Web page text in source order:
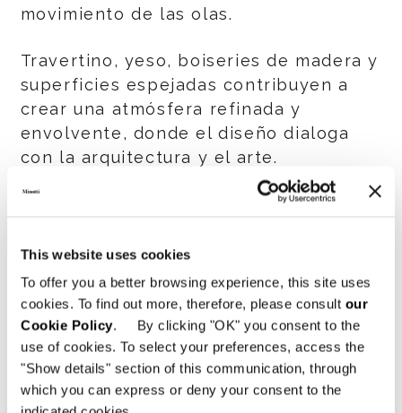
This website uses cookies
To offer you a better browsing experience, this site uses
cookies. To find out more, therefore, please consult our
Cookie Policy. By clicking "OK" you consent to the
use of cookies. To select your preferences, access the
"Show details" section of this communication, through
which you can express or deny your consent to the
movimiento de las olas.
Travertino, yeso, boiseries de madera y
superficies espejadas contribuyen a
crear una atmósfera refinada y
envolvente, donde el diseño dialoga
con la arquitectura y el arte.
Minotti
para crear espacios donde la identidad
estética y la cultura del proyecto
convergen en una experiencia
coherente y distintiva. Un nuevo punto
de referencia para el diseño
contemporáneo, donde el universo de
la marca se encuentra con el